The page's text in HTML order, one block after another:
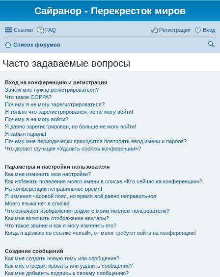
Сайранор - Перекресток миров
Ссылки FAQ Вход
Регистрация
Список форумов
Часто задаваемые вопросы
Вход на конференцию и регистрация
Зачем мне нужно регистрироваться?
Что такое COPPA?
Почему я не могу зарегистрироваться?
Я только что зарегистрировался, но не могу войти!
Почему я не могу войти?
Я давно зарегистрирован, но больше не могу войти!
Я забыл пароль!
Почему мне периодически приходится повторять ввод имени и пароля?
Что делает функция «Удалить cookies конференции»?
Параметры и настройки пользователя
Как мне изменить мои настройки?
Как избежать появления моего имени в списке «Кто сейчас на конференции»?
На конференции неправильное время!
Я изменил часовой пояс, но время всё равно неправильное!
Моего языка нет в списке!
Что означают изображения рядом с моим именем пользователя?
Как мне включить отображение аватары?
Что такое звание и как я могу изменить его?
Когда я щёлкаю по ссылке «email», от меня требуют войти на конференцию!
Создание сообщений
Как мне создать новую тему или сообщение?
Как мне отредактировать или удалить сообщение?
Как мне добавить подпись к своему сообщению?